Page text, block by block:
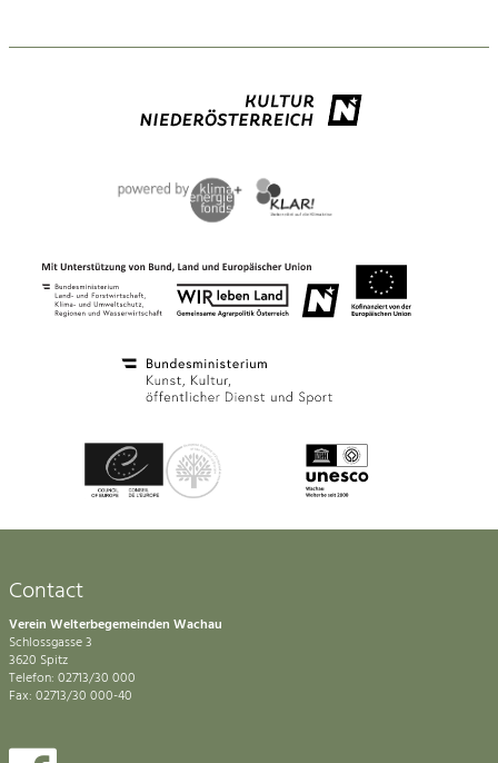
Contact
Verein Welterbegemeinden Wachau
Schlossgasse 3
3620 Spitz
Telefon: 02713/30 000
Fax: 02713/30 000-40